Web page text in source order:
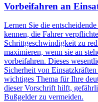
Vorbeifahren an
Lernen Sie die
kennen, die Fahrer
Schrittgeschwindigkeit zu
maximieren, wenn sie an
vorbeifahren. Dieses
Sicherheit von
wichtiges Thema für Ihre
dieser Vorschrift hilft,
Bußgelder zu vermeiden.